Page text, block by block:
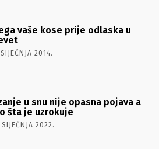
vaše kose prije odlaska u
2014.
u snu nije opasna pojava a
šta je uzrokuje
2022.